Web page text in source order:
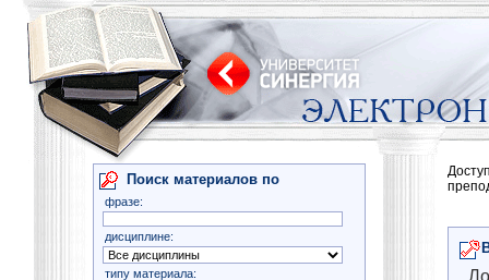
Поиск материалов по
фразе:
дисциплине:
типу материала: